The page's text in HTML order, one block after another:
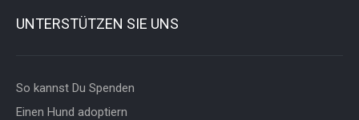
UNTERSTÜTZEN SIE UNS
So kannst Du Spenden
Einen Hund adoptiern